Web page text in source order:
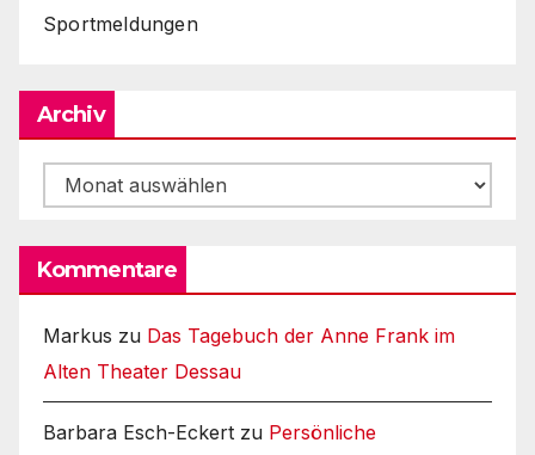
Sportmeldungen
Archiv
Archiv
Kommentare
Markus zu Das Tagebuch der Anne Frank im
Alten Theater Dessau
Barbara Esch-Eckert zu Persönliche